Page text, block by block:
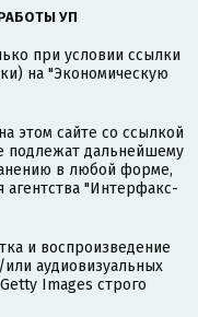
УП
при условии ссылки
на "Экономическую
этом сайте со ссылкой
подлежат дальнейшему
в любой форме,
агентства "Интерфакс-
и воспроизведение
аудиовизуальных
Images строго